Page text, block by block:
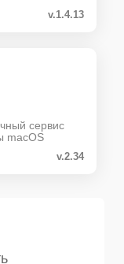
v.1.4.13
сервис
macOS
v.2.34